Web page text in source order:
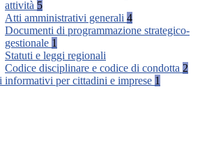
attività 5
Atti amministrativi generali 4
Documenti di programmazione strategico-
gestionale 1
Statuti e leggi regionali
Codice disciplinare e codice di condotta 2
informativi per cittadini e imprese 1